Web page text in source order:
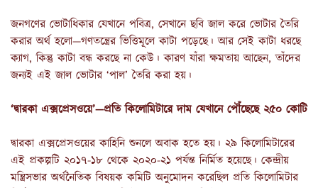
জনগণের ভোটাধিকার যেখানে পবিত্র, সেখানে ছবি জাল করে ভোটার তৈরি
করার অর্থ হলো—গণতন্ত্রের ভিত্তিমূলে কাটা পড়েছে। আর সেই কাটা ধরছে
ক্যাগ, কিন্তু কাটা বন্ধ করছে না কেউ। কারণ যাঁরা ক্ষমতায় আছেন, তাঁদের
জন্যই এই জাল ভোটার ‘পাল’ তৈরি করা হয়।
‘দ্বারকা এক্সপ্রেসওয়ে’—প্রতি কিলোমিটারে দাম যেখানে পৌঁছেছে ২৫০ কোটি
দ্বারকা এক্সপ্রেসওয়ের কাহিনি শুনলে অবাক হতে হয়। ২৯ কিলোমিটারের
এই প্রকল্পটি ২০১৭-১৮ থেকে ২০২০-২১ পর্যন্ত নির্মিত হয়েছে। কেন্দ্রীয়
মন্ত্রিসভার অর্থনৈতিক বিষয়ক কমিটি অনুমোদন করেছিল প্রতি কিলোমিটার